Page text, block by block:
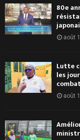
80e
août
Lutte
les
août